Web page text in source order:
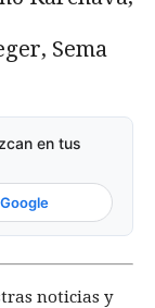
Sema
en tus
noticias y